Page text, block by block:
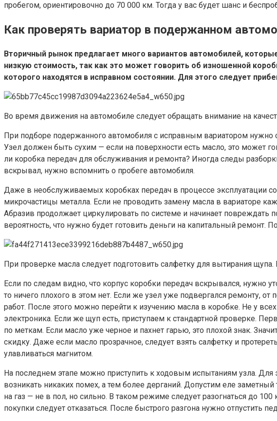
пробегом, ориентировочно до 70 000 км. Тогда у вас будет шанс и
Как проверять вариатор в подержанном
Вторичный рынок предлагает много вариантов автомобилей,
низкую стоимость, так как это может говорить об изношенной
которого находятся в исправном состоянии. Для этого следует
Во время движения на автомобиле следует обращать внимание на
При подборе подержанного автомобиля с исправным вариатором нужно
Узел должен быть сухим — если на поверхности есть масло, это может
ли коробка передач для обслуживания и ремонта? Иногда следы
вскрывал, нужно вспомнить о пробеге автомобиля.
Даже в необслуживаемых коробках передач в процессе эксплуатации
микрочастицы металла. Если не проводить замену масла в вариаторе
Абразив продолжает циркулировать по системе и начинает
вероятность, что нужно будет готовить деньги на капитальный ремонт.
При проверке масла следует подготовить салфетку для вытирания
Если по следам видно, что корпус коробки передач вскрывался, нужно
то ничего плохого в этом нет. Если же узел уже подвергался ремонту, от
работ. После этого можно перейти к изучению масла в коробке. Не у
электроника. Если же щуп есть, приступаем к стандартной проверке.
по меткам. Если масло уже черное и пахнет гарью, это плохой знак.
скидку. Даже если масло прозрачное, следует взять салфетку и
улавливаться магнитом.
На последнем этапе можно приступить к ходовым испытаниям узла.
возникать никаких помех, а тем более дерганий. Допустим еле
на газ — не в пол, но сильно. В таком режиме следует разогнаться до
покупки следует отказаться. После быстрого разгона нужно отпустить